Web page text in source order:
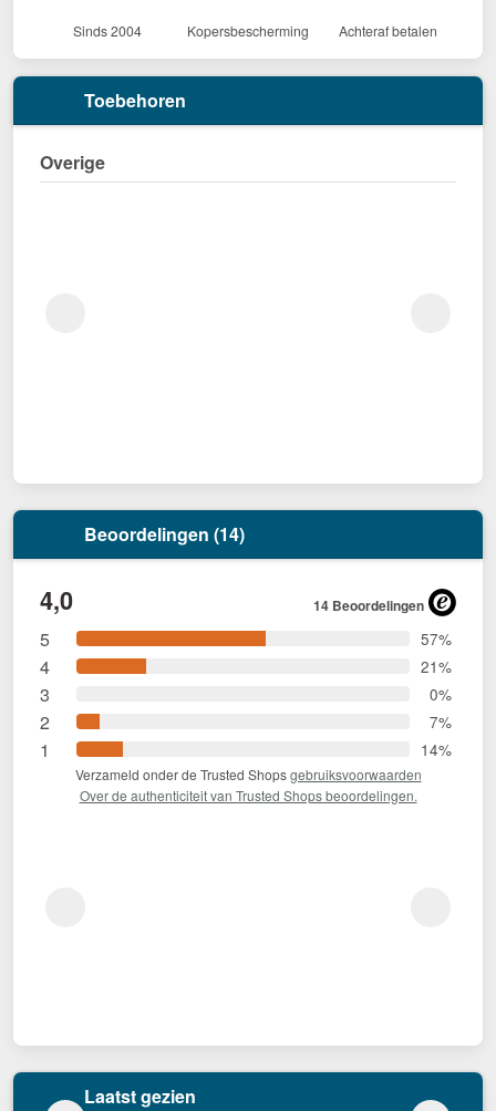
Sinds 2004 Kopersbescherming Achteraf betalen
Toebehoren
Overige
Beoordelingen (14)
4,0 14 Beoordelingen
5 57%
4 21%
3 0%
2 7%
1 14%
Verzameld onder de Trusted Shopsgebruiksvoorwaarden
Over de authenticiteit van Trusted Shops beoordelingen.
Laatst gezien